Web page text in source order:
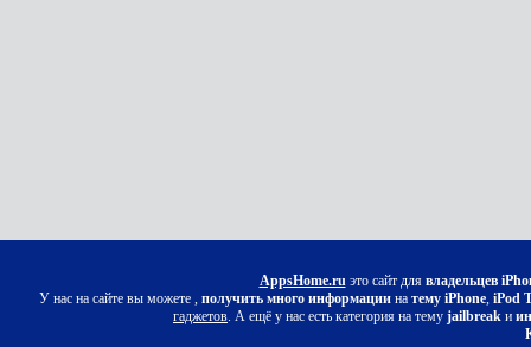
AppsHome.ruэто сайт для владельцев
У нас на сайте вы можете , получить много информациина тему iPhone,iPod
гаджетов. А ещё у нас есть категория на тему jailbreak и